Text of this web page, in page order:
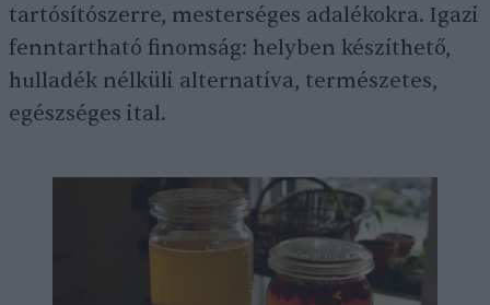
tartósítószerre, mesterséges adalékokra. Igazi
fenntartható finomság: helyben készíthető,
hulladék nélküli alternatíva, természetes,
egészséges ital.